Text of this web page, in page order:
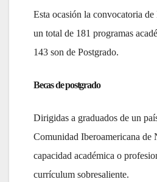
Esta ocasión la convocatoria
un total de 181 programas
143 son de Postgrado.
Becas de postgrado
Dirigidas a graduados de un
Comunidad Iberoamericana de
capacidad académica o
currículum sobresaliente.